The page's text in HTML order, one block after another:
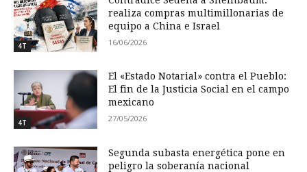
4T
realiza compras multimillonarias de
equipo a China e Israel
16/06/2026
4T
El «Estado Notarial» contra el Pueblo:
El fin de la Justicia Social en el campo
mexicano
27/05/2026
Segunda subasta energética pone en
peligro la soberanía nacional